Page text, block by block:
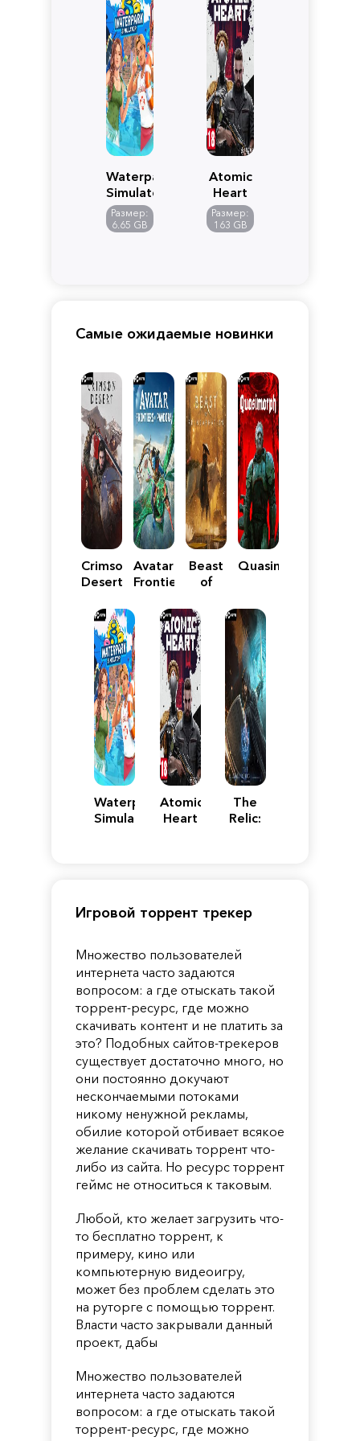
Waterpark
Simulator
Размер:
6.65 GB
Atomic
Heart
Размер:
163 GB
Самые ожидаемые новинки
Crimson
Desert
Avatar:
Frontiers
Pandora
Beast
of
Quasimorph
Waterpark
Simulator
Atomic
Heart
The
Relic:
Игровой торрент трекер
Множество пользователей
интернета часто задаются
вопросом: а где отыскать такой
торрент-ресурс, где можно
скачивать контент и не платить за
это? Подобных сайтов-трекеров
существует достаточно много, но
они постоянно докучают
нескончаемыми потоками
никому ненужной рекламы,
обилие которой отбивает всякое
желание скачивать торрент что-
либо из сайта. Но ресурс торрент
геймс не относиться к таковым.
Любой, кто желает загрузить что-
то бесплатно торрент, к
примеру, кино или
компьютерную видеоигру,
может без проблем сделать это
на руторге с помощью торрент.
Власти часто закрывали данный
проект, дабы
Множество пользователей
интернета часто задаются
вопросом: а где отыскать такой
торрент-ресурс, где можно